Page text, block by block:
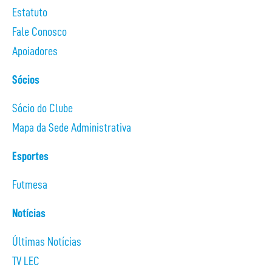
Estatuto
Fale Conosco
Apoiadores
Sócios
Sócio do Clube
Mapa da Sede Administrativa
Esportes
Futmesa
Notícias
Últimas Notícias
TV LEC